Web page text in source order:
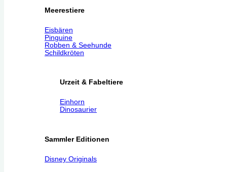
Meerestiere
Eisbären
Pinguine
Robben & Seehunde
Schildkröten
Urzeit & Fabeltiere
Einhorn
Dinosaurier
Sammler Editionen
Disney Originals